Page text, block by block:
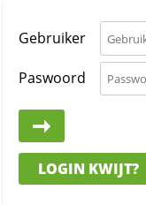
Gebruiker
Paswoord
LOGIN KWIJT?